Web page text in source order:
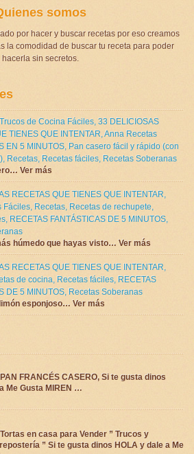
somos
por hacer y buscar recetas por eso creamos
la comodidad de buscar tu receta para poder
hacerla sin secretos.
de Cocina Fáciles, 33 DELICIOSAS
TIENES QUE INTENTAR,Anna Recetas
EN 5 MINUTOS, Pan casero fácil y rápido (con
, Recetas, Recetas fáciles, Recetas Soberanas
Ver más
RECETAS QUE TIENES QUE INTENTAR,
Fáciles, Recetas, Recetas de rechupete,
, RECETAS FANTÁSTICAS DE 5 MINUTOS,
húmedo que hayas visto… Ver más
RECETAS QUE TIENES QUE INTENTAR,
de cocina, Recetas fáciles, RECETAS
DE 5 MINUTOS, Recetas Soberanas
esponjoso… Ver más
FRANCÉS CASERO, Si te gusta dinos
Me Gusta MIREN …
en casa para Vender ” Trucos y
” Si te gusta dinos HOLA y dale a Me